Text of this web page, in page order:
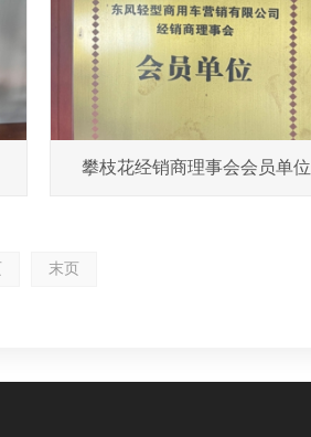
攀枝花经销商理事会会员单位
末页